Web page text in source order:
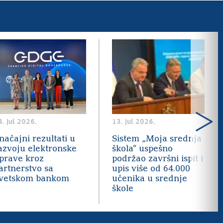
jul 2026.
rezultati u
elektronske
kroz
sa
bankom
13. jul 2026.
Sistem „Moja srednja
škola“ uspešno
podržao završni ispit i
upis više od 64.000
učenika u srednje
škole